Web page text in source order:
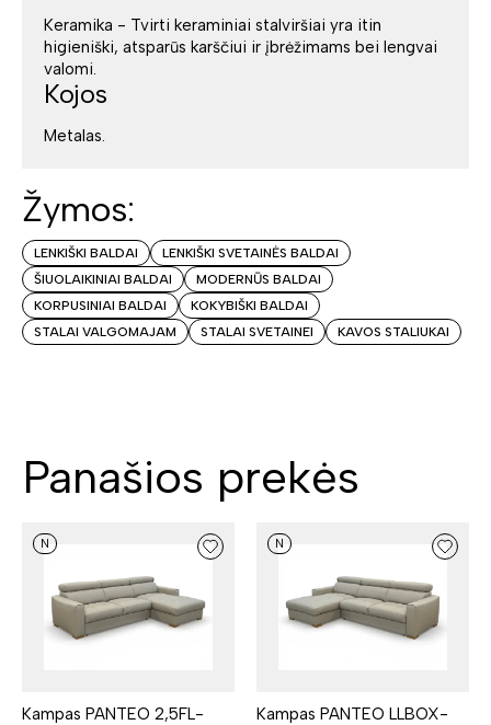
Keramika - Tvirti keraminiai stalviršiai yra itin
higieniški, atsparūs karščiui ir įbrėžimams bei lengvai
valomi.
Kojos
Metalas.
Žymos:
LENKIŠKI BALDAI
LENKIŠKI SVETAINĖS BALDAI
ŠIUOLAIKINIAI BALDAI
MODERNŪS BALDAI
KORPUSINIAI BALDAI
KOKYBIŠKI BALDAI
STALAI VALGOMAJAM
STALAI SVETAINEI KAVOS STALIUKAI
Panašios prekės
N
Kampas PANTEO 2,5FL-
N
Kampas PANTEO LLBOX-